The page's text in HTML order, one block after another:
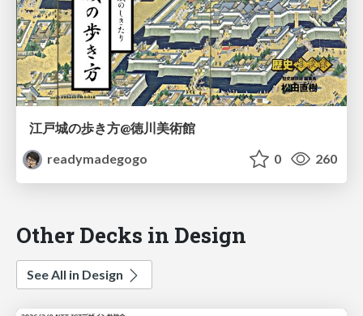
江戸城の歩き方@徳川美術館
readymadegogo
0 260
Other Decks in Design
See All in Design